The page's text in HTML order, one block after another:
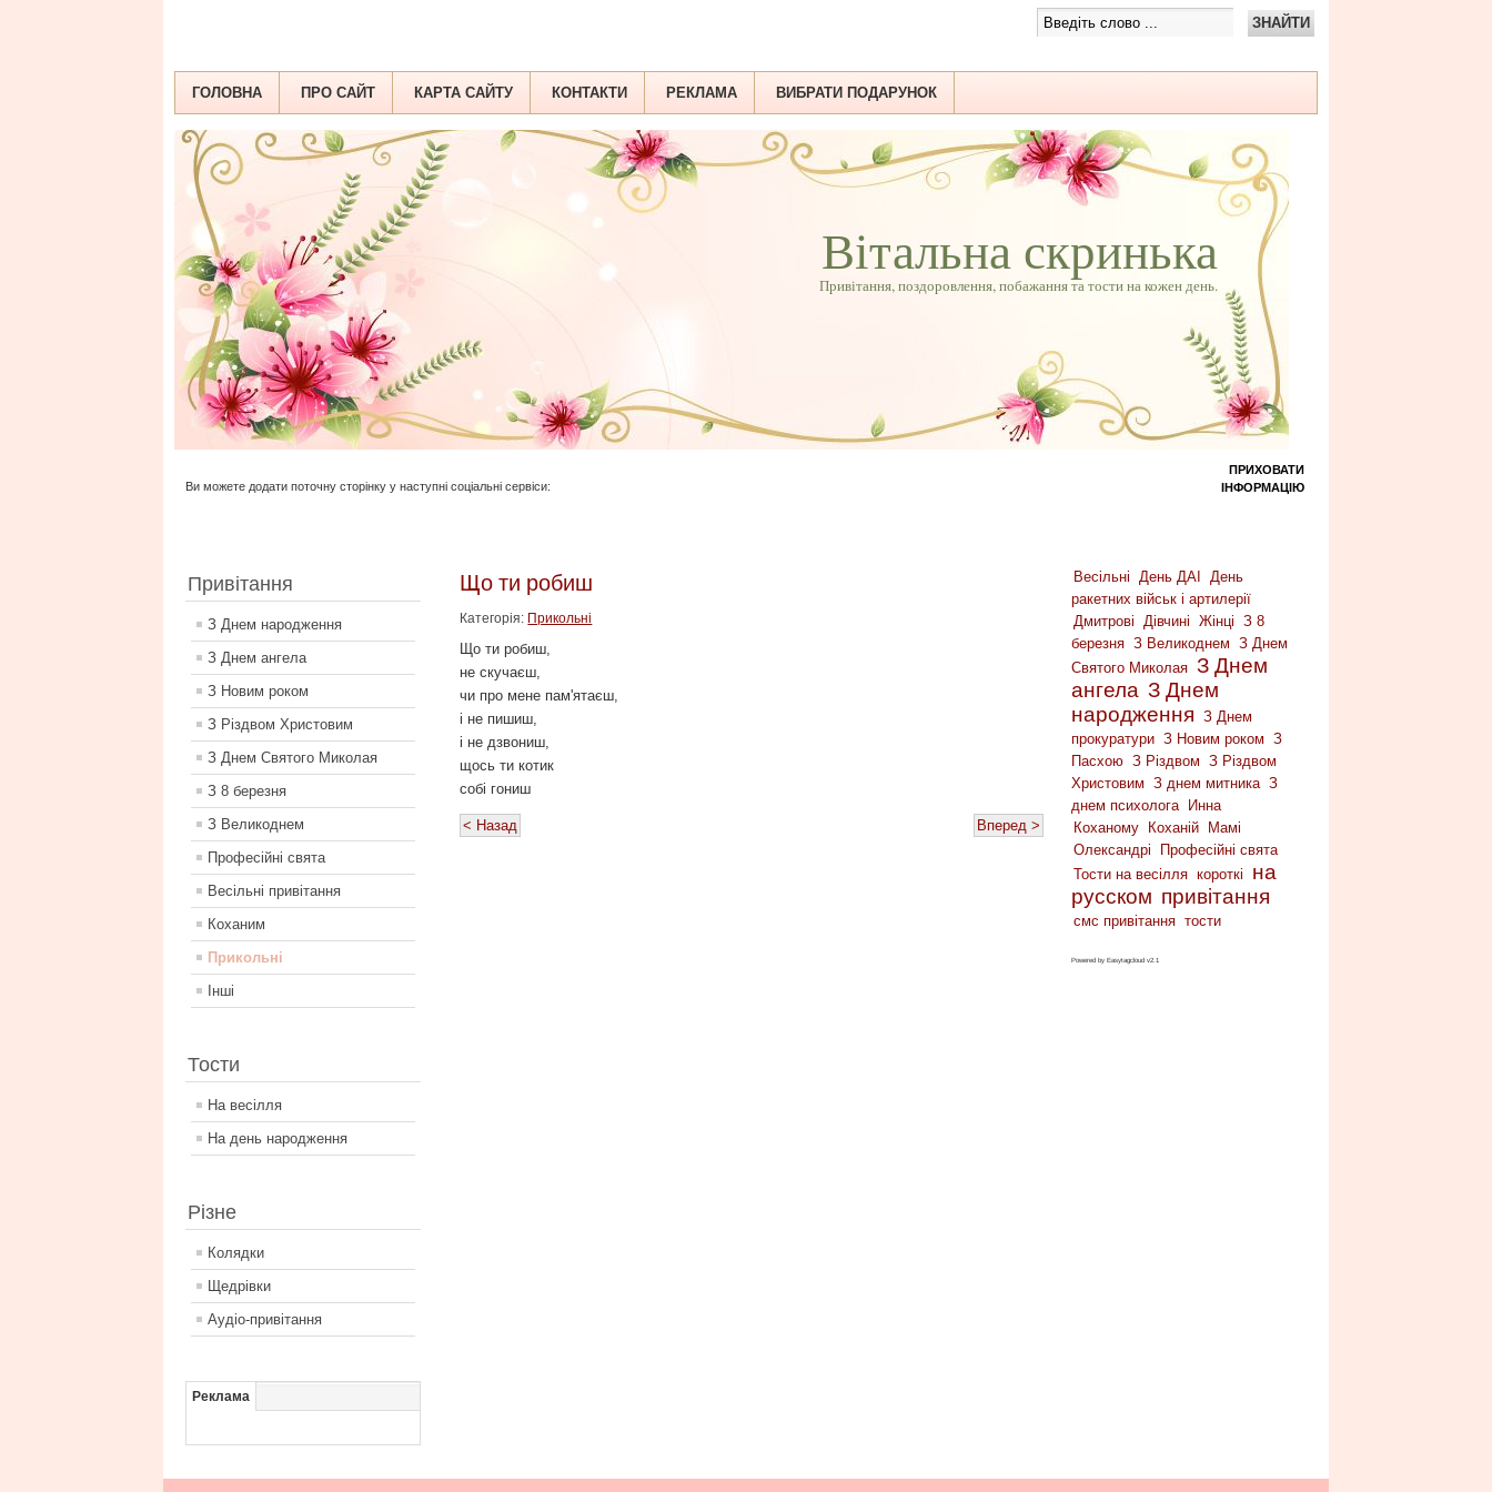
Вітальна скринька
Привітання, поздоровлення, побажання та тости на кожен день.
ГОЛОВНА ПРО САЙТ КАРТА САЙТУ КОНТАКТИ РЕКЛАМА ВИБРАТИ ПОДАРУНОК
Ви можете додати поточну сторінку у наступні соціальні сервіси:
Привітання
З Днем народження
З Днем ангела
З Новим роком
З Різдвом Христовим
З Днем Святого Миколая
З 8 березня
З Великоднем
Професійні свята
Весільні привітання
Коханим
Прикольні
Інші
Тости
На весілля
На день народження
Різне
Колядки
Щедрівки
Аудіо-привітання
Реклама
Що ти робиш
Категорія: Прикольні
Що ти робиш,
не скучаєш,
чи про мене пам'ятаєш,
і не пишиш,
і не дзвониш,
щось ти котик
собі гониш
< Назад Вперед >
ПРИХОВАТИ
ІНФОРМАЦІЮ
Весільні День ДАІ
День
ракетних військ і артилерії
Дмитрові Дівчині Жінці З 8
березня З Великоднем З Днем
Святого Миколая З Днем
ангела З Днем
народження З Днем
прокуратури З Новим роком З
Пасхою З Різдвом З Різдвом
Христовим З днем митника З
днем психолога
Инна
Коханому
Коханій
Мамі
Олександрі
Професійні свята
Тости на весілля короткі
на
русском привітання
смс привітання тости
Powered by Easytagcloud v2.1